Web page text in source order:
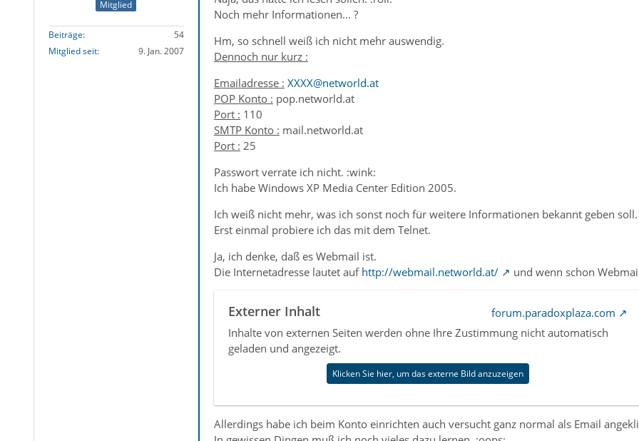
Mitglied
Beiträge
54
Mitglied seit
9. Jan. 2007
Noch mehr Informationen... ?
Hm, so schnell weiß ich nicht mehr auswendig.
Dennoch nur kurz :
Emailadresse : XXXX@networld.at
POP Konto : pop.networld.at
Port : 110
SMTP Konto : mail.networld.at
Port : 25
Passwort verrate ich nicht. :wink:
Ich habe Windows XP Media Center Edition 2005.
Ich weiß nicht mehr, was ich sonst noch für weitere Informationen bekannt geben soll.
Erst einmal probiere ich das mit dem Telnet.
Ja, ich denke, daß es Webmail ist.
Die Internetadresse lautet auf http://webmail.networld.at/ und wenn schon
Externer Inhalt
forum.paradoxplaza.com
Inhalte von externen Seiten werden ohne Ihre Zustimmung nicht automatisch
geladen und angezeigt.
Klicken Sie hier, um das externe Bild anzuzeigen
Allerdings habe ich beim Konto einrichten auch versucht ganz normal als Email